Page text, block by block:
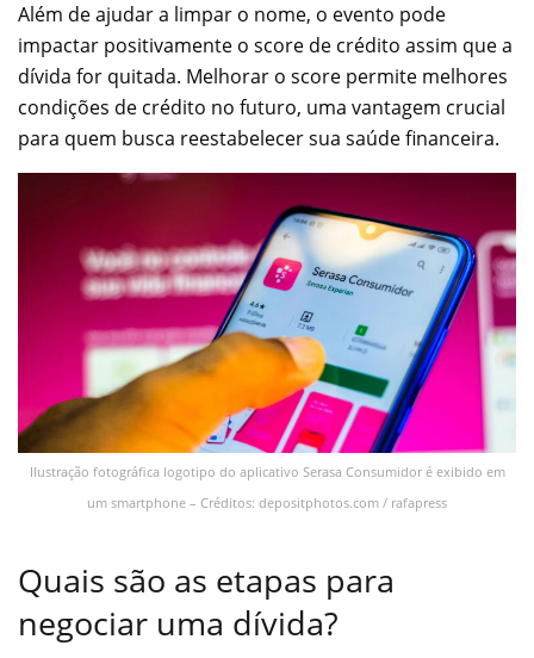
Além de ajudar a limpar o nome, o evento pode
impactar positivamente o score de crédito assim que a
dívida for quitada. Melhorar o score permite melhores
condições de crédito no futuro, uma vantagem crucial
para quem busca reestabelecer sua saúde financeira.
Ilustração fotográfica logotipo do aplicativo Serasa Consumidor é exibido em
um smartphone – Créditos: depositphotos.com / rafapress
Quais são as etapas para
negociar uma dívida?